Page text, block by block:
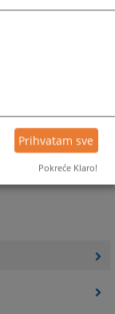
Prihvatam sve
Pokreće Klaro!